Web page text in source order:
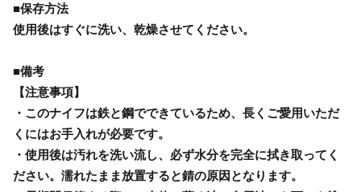
■保存方法
使用後はすぐに洗い、乾燥させてください。
■備考
【注意事項】
・このナイフは鉄と鋼でできているため、長くご愛用いただ
くにはお手入れが必要です。
・使用後は汚れを洗い流し、必ず水分を完全に拭き取ってく
ださい。濡れたまま放置すると錆の原因となります。